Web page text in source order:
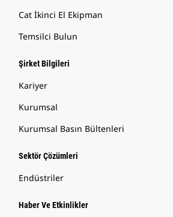
Cat İkinci El Ekipman
Temsilci Bulun
Şirket Bilgileri
Kariyer
Kurumsal
Kurumsal Basın Bültenleri
Sektör Çözümleri
Endüstriler
Haber Ve Etkinlikler